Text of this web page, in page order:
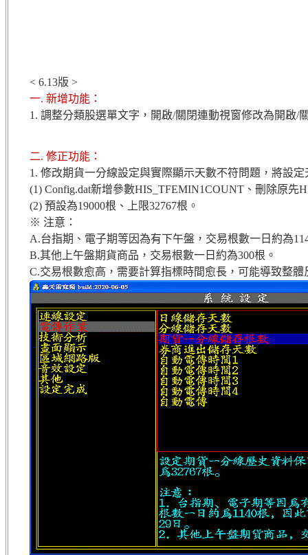
< 6.13版 >
一. 新增功能：
1. 調整分類股選單文字，開啟/關閉連動視窗修改為開啟/
二. 修正功能：
1. 修改期貨一分線設定與實際顯示天數不符問題，將設
(1) Config.dat新增參數HIS_TFEMIN1COUNT、刪除原先
(2) 預設為19000根、上限32767根。
※ 注意：
A.台指期、電子期等因為有下午盤，交易根數一日約為
B.其他上午盤期貨商品，交易根數一日約為300根。
C.交易根數愈高，需要計算指標時間愈長，可能導致整